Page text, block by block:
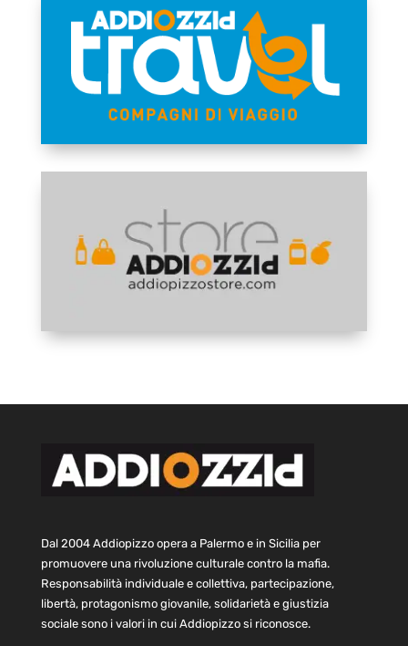
Dal 2004 Addiopizzo opera a Palermo e in Sicilia per
promuovere una rivoluzione culturale contro la mafia.
Responsabilità individuale e collettiva, partecipazione,
libertà, protagonismo giovanile, solidarietà e giustizia
sociale sono i valori in cui Addiopizzo si riconosce.